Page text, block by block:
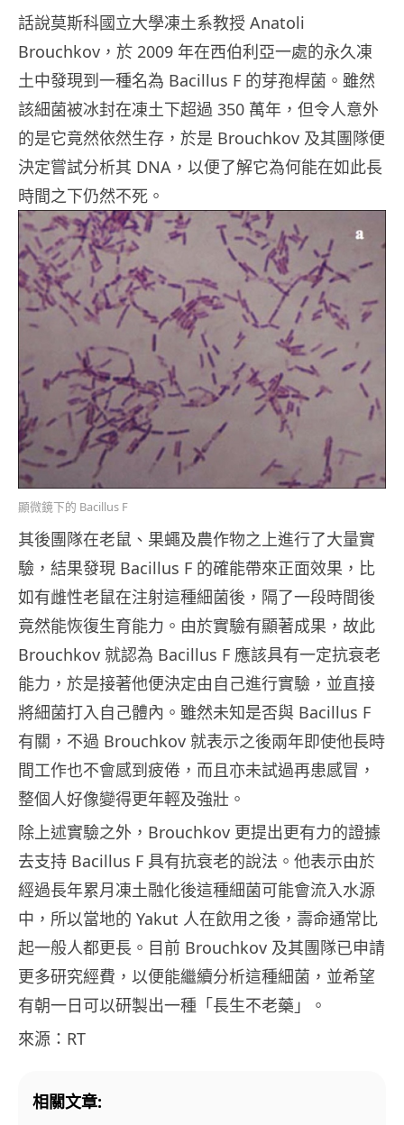
話說莫斯科國立大學凍土系教授 Anatoli
Brouchkov，於 2009 年在西伯利亞一處的永久凍
土中發現到一種名為 Bacillus F 的芽孢桿菌。雖然
該細菌被冰封在凍土下超過 350 萬年，但令人意外
的是它竟然依然生存，於是 Brouchkov 及其團隊便
決定嘗試分析其 DNA，以便了解它為何能在如此長
時間之下仍然不死。
顯微鏡下的 Bacillus F
其後團隊在老鼠、果蠅及農作物之上進行了大量實
驗，結果發現 Bacillus F 的確能帶來正面效果，比
如有雌性老鼠在注射這種細菌後，隔了一段時間後
竟然能恢復生育能力。由於實驗有顯著成果，故此
Brouchkov 就認為 Bacillus F 應該具有一定抗衰老
能力，於是接著他便決定由自己進行實驗，並直接
將細菌打入自己體內。雖然未知是否與 Bacillus F
有關，不過 Brouchkov 就表示之後兩年即使他長時
間工作也不會感到疲倦，而且亦未試過再患感冒，
整個人好像變得更年輕及強壯。
除上述實驗之外，Brouchkov 更提出更有力的證據
去支持 Bacillus F 具有抗衰老的說法。他表示由於
經過長年累月凍土融化後這種細菌可能會流入水源
中，所以當地的 Yakut 人在飲用之後，壽命通常比
起一般人都更長。目前 Brouchkov 及其團隊已申請
更多研究經費，以便能繼續分析這種細菌，並希望
有朝一日可以研製出一種「長生不老藥」。
來源：RT
相關文章: